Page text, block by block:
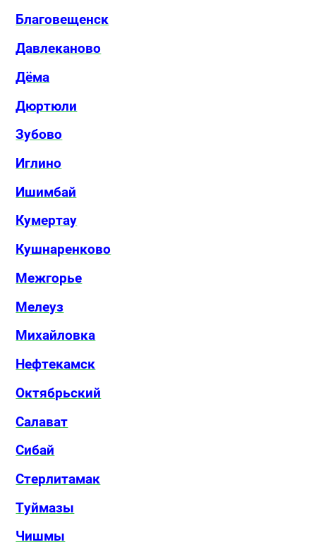
Благовещенск
Давлеканово
Дёма
Дюртюли
Зубово
Иглино
Ишимбай
Кумертау
Кушнаренково
Межгорье
Мелеуз
Михайловка
Нефтекамск
Октябрьский
Салават
Сибай
Стерлитамак
Туймазы
Чишмы